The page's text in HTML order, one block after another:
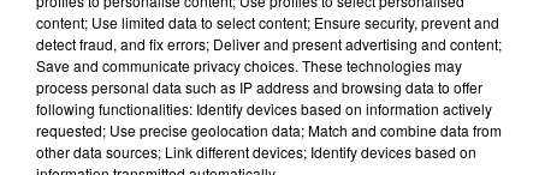
FIL D'ACTUS
content; Use limited data to select content; Ensure security, prevent and
detect fraud, and fix errors; Deliver and present advertising and content;
Save and communicate privacy choices. These technologies may
process personal data such as IP address and browsing data to offer
following functionalities: Identify devices based on information actively
requested; Use precise geolocation data; Match and combine data from
other data sources; Link different devices; Identify devices based on